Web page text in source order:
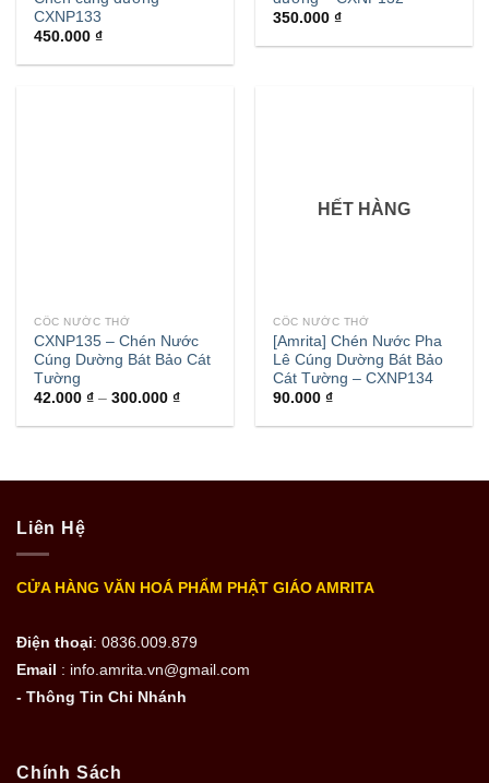
CXNP133
450.000₫
350.000₫
CỐC NƯỚC THỜ
CXNP135 – Chén Nước
Cúng Dường Bát Bảo Cát
Tường
42.000₫ –300.000₫
HẾT HÀNG
CỐC NƯỚC THỜ
[Amrita] Chén Nước Pha
Lê Cúng Dường Bát Bảo
Cát Tường – CXNP134
90.000₫
Liên Hệ
CỬA HÀNG VĂN HOÁ PHẨM PHẬT GIÁO AMRITA
Điện thoại: 0836.009.879
Email
: info.amrita.vn@gmail.com
- Thông Tin Chi Nhánh
Chính Sách